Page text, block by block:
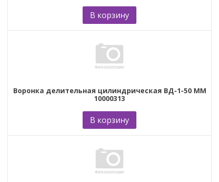
В корзину
Воронка делительная цилиндрическая ВД-1-50 ММ
10000313
В корзину